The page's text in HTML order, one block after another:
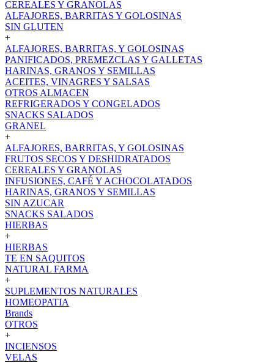
CEREALES Y GRANOLAS
ALFAJORES, BARRITAS Y GOLOSINAS
SIN GLUTEN
+
ALFAJORES, BARRITAS, Y GOLOSINAS
PANIFICADOS, PREMEZCLAS Y GALLETAS
HARINAS, GRANOS Y SEMILLAS
ACEITES, VINAGRES Y SALSAS
OTROS ALMACEN
REFRIGERADOS Y CONGELADOS
SNACKS SALADOS
GRANEL
+
ALFAJORES, BARRITAS, Y GOLOSINAS
FRUTOS SECOS Y DESHIDRATADOS
CEREALES Y GRANOLAS
INFUSIONES, CAFÉ Y ACHOCOLATADOS
HARINAS, GRANOS Y SEMILLAS
SIN AZUCAR
SNACKS SALADOS
HIERBAS
+
HIERBAS
TE EN SAQUITOS
NATURAL FARMA
+
SUPLEMENTOS NATURALES
HOMEOPATIA
Brands
OTROS
+
INCIENSOS
VELAS